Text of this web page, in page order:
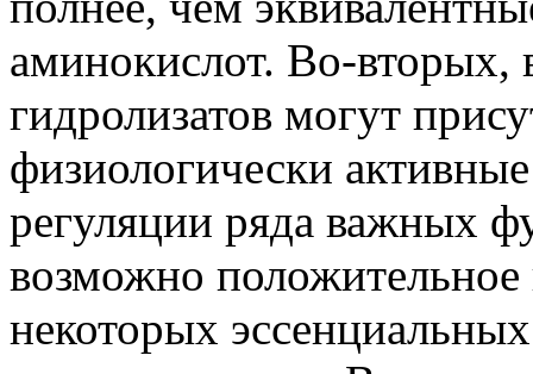
аминокислот. Во-вторых,
гидролизатов могут
физиологически
регуляции ряда важных
возможно положительное
некоторых